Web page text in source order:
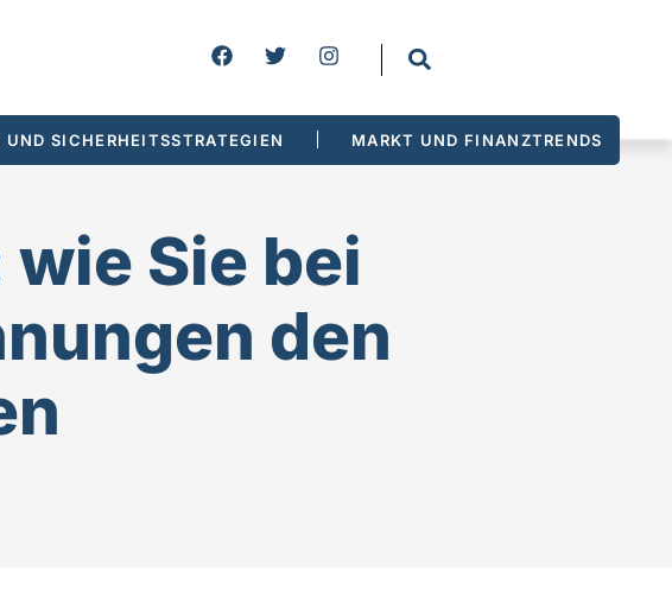
SICHERHEITSSTRATEGIEN MARKT UND FINANZTRENDS
Sie bei
den